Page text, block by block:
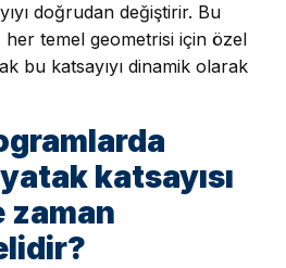
doğrudan değiştirir. Bu
her temel geometrisi için özel
bu katsayıyı dinamik olarak
katsayısı
zaman